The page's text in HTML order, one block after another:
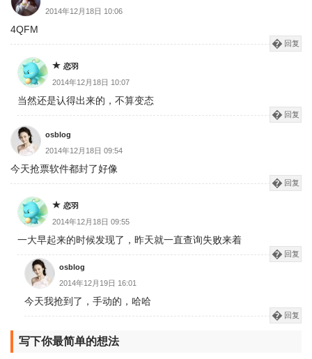
2014年12月18日 10:06
4QFM
回复
恋羽
2014年12月18日 10:07
当然还是认得出来的，不算变态
回复
osblog
2014年12月18日 09:54
今天抢票软件都封了好像
回复
恋羽
2014年12月18日 09:55
一大早起来的时候发现了，昨天就一直查询失败来着
回复
osblog
2014年12月19日 16:01
今天我抢到了，手动的，哈哈
回复
写下你最简单的想法